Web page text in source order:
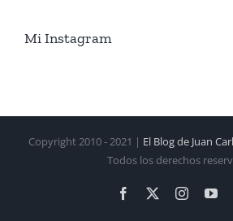
Mi Instagram
Copyright 2010 - 2021 | El Blog de Juan
Todos los derechos
Facebook